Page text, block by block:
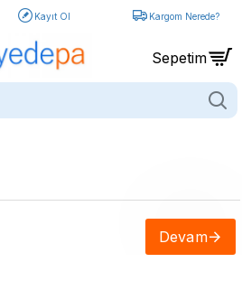
Kayıt Ol Kargom Nerede?
Devam